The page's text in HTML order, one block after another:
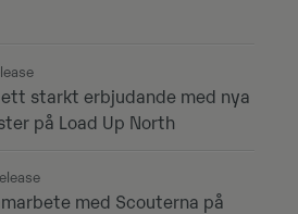
starkt erbjudande med nya
på Load Up North
med Scouterna på